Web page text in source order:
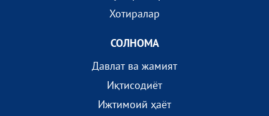
Хотиралар
СОЛНОМА
Давлат ва жамият
Иқтисодиёт
Ижтимоий ҳаёт